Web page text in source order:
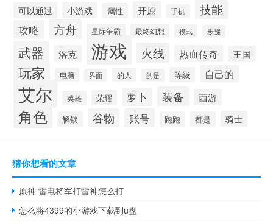
可以通过 小游戏 属性 开原 手机 技能
攻略 方舟 星际争霸 最终幻想 模式 步骤
武器 洛克 游戏 火线 热血传奇 王国
玩家 电脑 界面 的人 的是 等级 自己的
艾尔 英雄 荣耀 萝卜 装备 西游
角色 解锁 谷物 账号 跑跑 都是 骑士
猜你想看的文章
原神 雷电将军打雷神怎么打
怎么将4399的小游戏下载到u盘